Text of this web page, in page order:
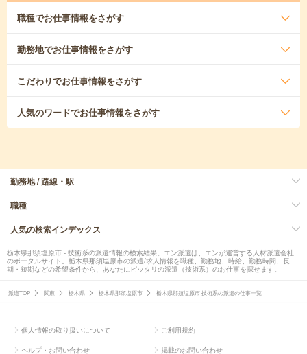
職種でお仕事情報をさがす
勤務地でお仕事情報をさがす
こだわりでお仕事情報をさがす
人気のワードでお仕事情報をさがす
勤務地 / 路線・駅
職種
人気の検索インデックス
栃木県那須塩原市 - 技術系の派遣情報の検索結果。エン派遣は、エンが運営する人材派遣会社
のポータルサイト。栃木県那須塩原市の派遣/求人情報を職種、勤務地、時給、勤務時間、長
期・短期などの希望条件から、あなたにピッタリの派遣（技術系）のお仕事を探せます。
派遣TOP 関東 栃木県 栃木県那須塩原市 栃木県那須塩原市 技術系の派遣の仕事一覧
個人情報の取り扱いについて ご利用規約
ヘルプ・お問い合わせ 掲載のお問い合わせ